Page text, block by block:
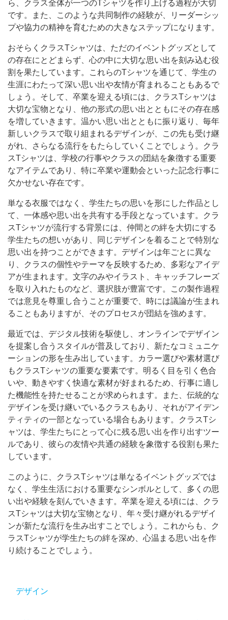
ら、クラス全体が一つのTシャツを作り上げる過程が大切
です。また、このような共同制作の経験が、リーダーシッ
プや協力の精神を育むための大きなステップになります。
おそらくクラスTシャツは、ただのイベントグッズとして
の存在にとどまらず、心の中に大切な思い出を刻み込む役
割を果たしています。これらのTシャツを通じて、学生の
生涯にわたって深い思い出や友情が育まれることもあるで
しょう。そして、卒業を迎える頃には、クラスTシャツは
大切な宝物となり、他の形式の思い出とともにその存在感
を増していきます。温かい思い出とともに振り返り、毎年
新しいクラスで取り組まれるデザインが、この先も受け継
がれ、さらなる流行をもたらしていくことでしょう。クラ
スTシャツは、学校の行事やクラスの団結を象徴する重要
なアイテムであり、特に卒業や運動会といった記念行事に
欠かせない存在です。
単なる衣服ではなく、学生たちの思いを形にした作品とし
て、一体感や思い出を共有する手段となっています。クラ
スTシャツが流行する背景には、仲間との絆を大切にする
学生たちの想いがあり、同じデザインを着ることで特別な
思い出を持つことができます。デザインは年ごとに異な
り、クラスの個性やテーマを反映するため、多彩なアイデ
アが生まれます。文字のみやイラスト、キャッチフレーズ
を取り入れたものなど、選択肢が豊富です。この製作過程
では意見を尊重し合うことが重要で、時には議論が生まれ
ることもありますが、そのプロセスが団結を強めます。
最近では、デジタル技術を駆使し、オンラインでデザイン
を提案し合うスタイルが普及しており、新たなコミュニケ
ーションの形を生み出しています。カラー選びや素材選び
もクラスTシャツの重要な要素です。明るく目を引く色合
いや、動きやすく快適な素材が好まれるため、行事に適し
た機能性を持たせることが求められます。また、伝統的な
デザインを受け継いでいるクラスもあり、それがアイデン
ティティの一部となっている場合もあります。クラスTシ
ャツは、学生たちにとって心に残る思い出を作り出すツー
ルであり、彼らの友情や共通の経験を象徴する役割も果た
しています。
このように、クラスTシャツは単なるイベントグッズでは
なく、学生生活における重要なシンボルとして、多くの思
い出や経験を刻んでいきます。卒業を迎える頃には、クラ
スTシャツは大切な宝物となり、年々受け継がれるデザイ
ンが新たな流行を生み出すことでしょう。これからも、ク
ラスTシャツが学生たちの絆を深め、心温まる思い出を作
り続けることでしょう。
デザイン